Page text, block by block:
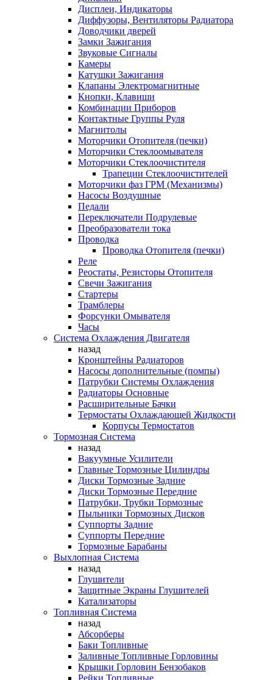
Дисплеи, Индикаторы
Диффузоры, Вентиляторы Радиатора
Доводчики дверей
Замки Зажигания
Звуковые Сигналы
Камеры
Катушки Зажигания
Клапаны Электромагнитные
Кнопки, Клавиши
Комбинации Приборов
Контактные Группы Руля
Магнитолы
Моторчики Отопителя (печки)
Моторчики Стеклоомывателя
Моторчики Стеклоочистителя
Трапеции Стеклоочистителей
Моторчики фаз ГРМ (Механизмы)
Насосы Воздушные
Педали
Переключатели Подрулевые
Преобразователи тока
Проводка
Проводка Отопителя (печки)
Реле
Реостаты, Резисторы Отопителя
Свечи Зажигания
Стартеры
Трамблеры
Форсунки Омывателя
Часы
Система Охлаждения Двигателя
назад
Кронштейны Радиаторов
Насосы дополнительные (помпы)
Патрубки Системы Охлаждения
Радиаторы Основные
Расширительные Бачки
Термостаты Охлаждающей Жидкости
Корпусы Термостатов
Тормозная Система
назад
Вакуумные Усилители
Главные Тормозные Цилиндры
Диски Тормозные Задние
Диски Тормозные Передние
Патрубки, Трубки Тормозные
Пыльники Тормозных Дисков
Суппорты Задние
Суппорты Передние
Тормозные Барабаны
Выхлопная Система
назад
Глушители
Защитные Экраны Глушителей
Катализаторы
Топливная Система
назад
Абсорберы
Баки Топливные
Заливные Топливные Горловины
Крышки Горловин Бензобаков
Рейки Топливные